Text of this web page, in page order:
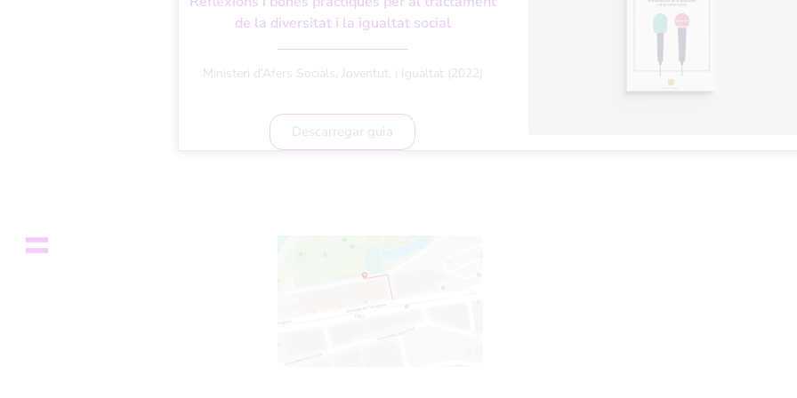
de la diversitat i la igualtat social
Ministeri d’Afers Socials, Joventut, i Igualtat (2022)
Descarregar guia